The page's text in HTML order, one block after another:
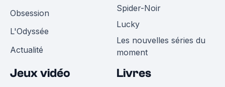
Obsession
L'Odyssée
Actualité
Spider-Noir
Lucky
Les nouvelles séries du
moment
Jeux vidéo Livres